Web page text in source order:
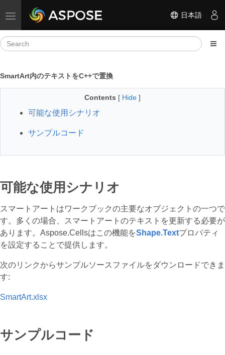
Toggle navigation 日本語
SmartArt内のテキストをC++で置換
Contents [ Hide ]
可能な使用シナリオ
サンプルコード
可能な使用シナリオ
スマートアートはワークブックの主要なオブジェクトの一つで
す。多くの場合、スマートアートのテキストを更新する必要が
あります。Aspose.Cellsはこの機能をShape.Textプロパティ
を設定することで提供します。
次のリンクからサンプルソースファイルをダウンロードできま
す:
SmartArt.xlsx
サンプルコード